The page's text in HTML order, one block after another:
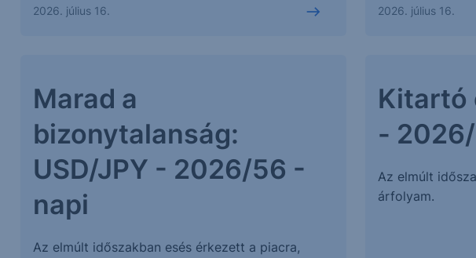
2026. július 16. 2026. július 16.
Marad a
bizonytalanság:
USD/JPY - 2026/56 -
napi
Az elmúlt időszakban esés érkezett a piacra,
Kitartó
-
Az elmúlt
árfolyam.